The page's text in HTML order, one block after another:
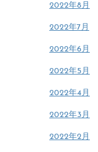
2022年8月
2022年7月
2022年6月
2022年5月
2022年4月
2022年3月
2022年2月